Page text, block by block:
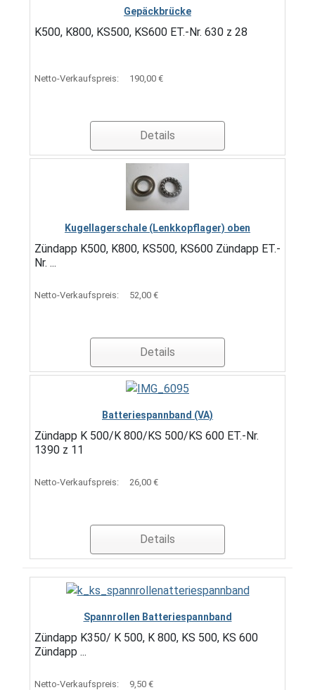
Gepäckbrücke
K500, K800, KS500, KS600 ET.-Nr. 630 z 28
Netto-Verkaufspreis: 190,00 €
Details
Kugellagerschale (Lenkkopflager) oben
Zündapp K500, K800, KS500, KS600 Zündapp ET.-
Nr. ...
Netto-Verkaufspreis: 52,00 €
Details
Batteriespannband (VA)
Zündapp K 500/K 800/KS 500/KS 600 ET.-Nr.
1390 z 11
Netto-Verkaufspreis: 26,00 €
Details
Spannrollen Batteriespannband
Zündapp K350/ K 500, K 800, KS 500, KS 600
Zündapp ...
Netto-Verkaufspreis: 9,50 €